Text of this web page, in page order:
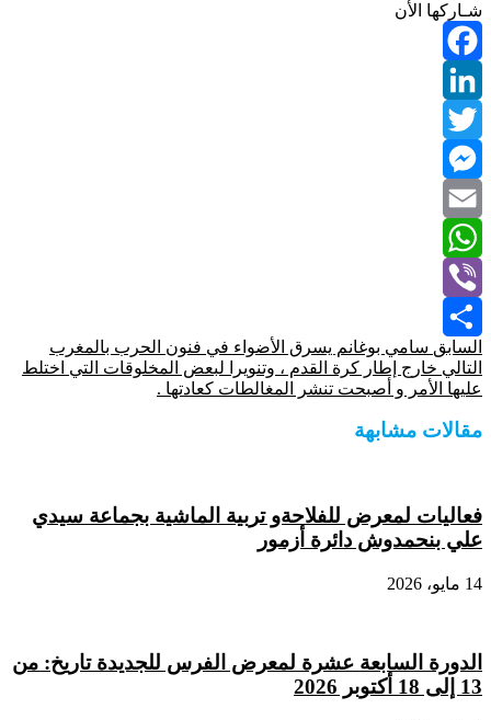
شـاركها الأن
Facebook
LinkedIn
Twitter
Messenger
Email
WhatsApp
Viber
Share
السابق سامي بوغانم يسرق الأضواء في فنون الحرب بالمغرب
التالي خارج إطار كرة القدم ، وتنويرا لبعض المخلوقات التي اختلط
عليها الأمر و أصبحت تنشر المغالطات كعادتها .
مقالات مشابهة
فعاليات لمعرض للفلاحةو تربية الماشية بجماعة سيدي
علي بنحمدوش دائرة أزمور
14 مايو، 2026
الدورة السابعة عشرة لمعرض الفرس للجديدة تاريخ: من
13 إلى 18 أكتوبر 2026